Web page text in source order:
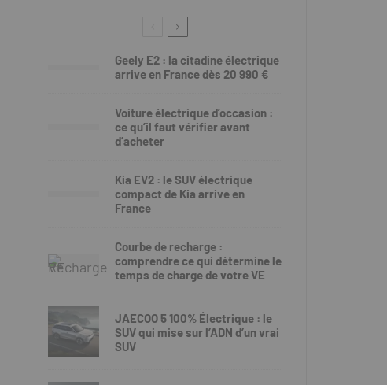
Geely E2 : la citadine électrique
arrive en France dès 20 990 €
Voiture électrique d’occasion :
ce qu’il faut vérifier avant
d’acheter
Kia EV2 : le SUV électrique
compact de Kia arrive en
France
Courbe de recharge :
comprendre ce qui détermine le
temps de charge de votre VE
JAECOO 5 100% Électrique : le
SUV qui mise sur l’ADN d’un vrai
SUV